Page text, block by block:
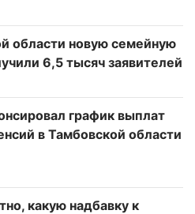
области новую семейную
6,5 тысяч заявителей
график выплат
в Тамбовской области
какую надбавку к